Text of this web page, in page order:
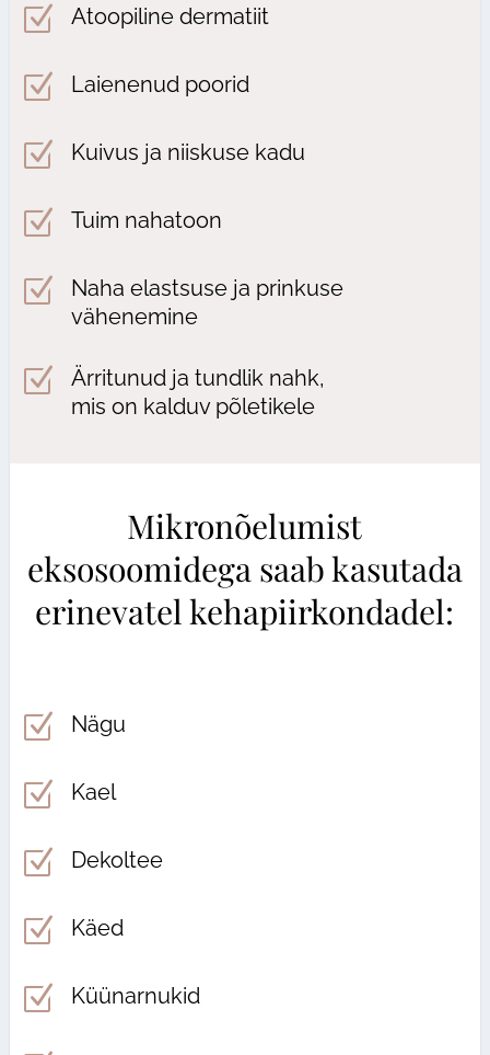
Z Atoopiline dermatiit
Z Laienenud poorid
Z Kuivus ja niiskuse kadu
Z Tuim nahatoon
Z
Naha elastsuse ja prinkuse
vähenemine
Z
Ärritunud ja tundlik nahk,
mis on kalduv põletikele
Mikronõelumist
eksosoomidega saab kasutada
erinevatel kehapiirkondadel:
Z Nägu
Z Kael
Z Dekoltee
Z Käed
Z Küünarnukid